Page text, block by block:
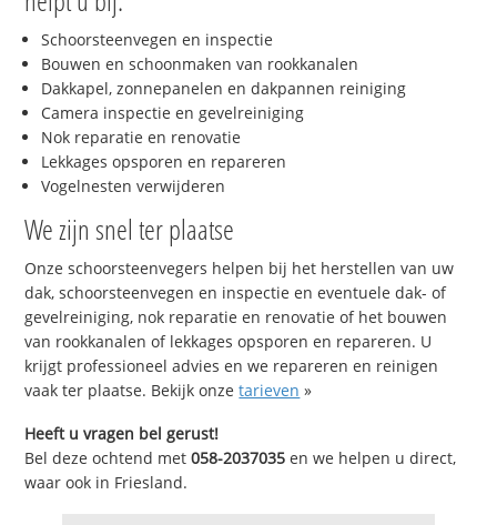
Schoorsteenvegen en inspectie
Bouwen en schoonmaken van rookkanalen
Dakkapel, zonnepanelen en dakpannen reiniging
Camera inspectie en gevelreiniging
Nok reparatie en renovatie
Lekkages opsporen en repareren
Vogelnesten verwijderen
We zijn snel ter plaatse
Onze schoorsteenvegers helpen bij het herstellen van uw
dak, schoorsteenvegen en inspectie en eventuele dak- of
gevelreiniging, nok reparatie en renovatie of het bouwen
van rookkanalen of lekkages opsporen en repareren. U
krijgt professioneel advies en we repareren en reinigen
vaak ter plaatse. Bekijk onzetarieven »
Heeft u vragen bel gerust!
Bel deze ochtend met058-2037035 en we helpen u direct,
waar ook in Friesland.